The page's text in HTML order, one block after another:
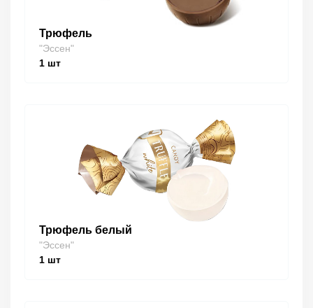
Трюфель
"Эссен"
1 шт
Трюфель белый
"Эссен"
1 шт